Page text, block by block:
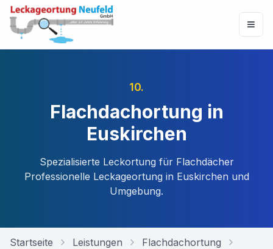
10.
Flachdachortung in
Euskirchen
Spezialisierte Leckortung für Flachdächer
Professionelle Leckageortung in Euskirchen und
Umgebung.
Startseite Leistungen
Flachdachortung